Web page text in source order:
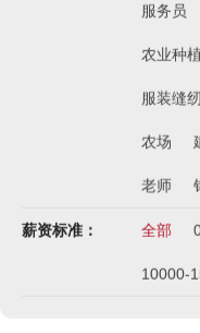
服务员
农业种植
服装缝纫
农场
老师
薪资标准： 全部
10000-